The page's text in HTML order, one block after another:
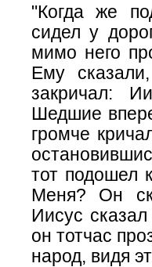
"Когда же
сидел у
мимо него
Ему
закричал:
Шедшие
громче
тот подошел
Меня? Он
Иисус
он тотчас
народ, видя